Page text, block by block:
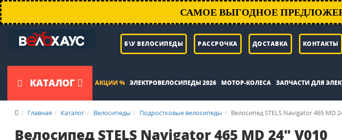
САМОЕ ВЫГОДНОЕ
Б\У ВЕЛОСИПЕДЫ РАССРОЧКА ДОСТАВКА КОНТАКТЫ
КАТАЛОГ АКЦИИ % ЭЛЕКТРОВЕЛОСИПЕДЫ 2026 МОТОР-КОЛЕСА ЗАПЧАСТИ ДЛЯ
Главная Каталог Велосипеды Подростковые велосипеды Велосипед STELS Navigator 465 MD
Велосипед STELS Navigator 465 MD 24" V010